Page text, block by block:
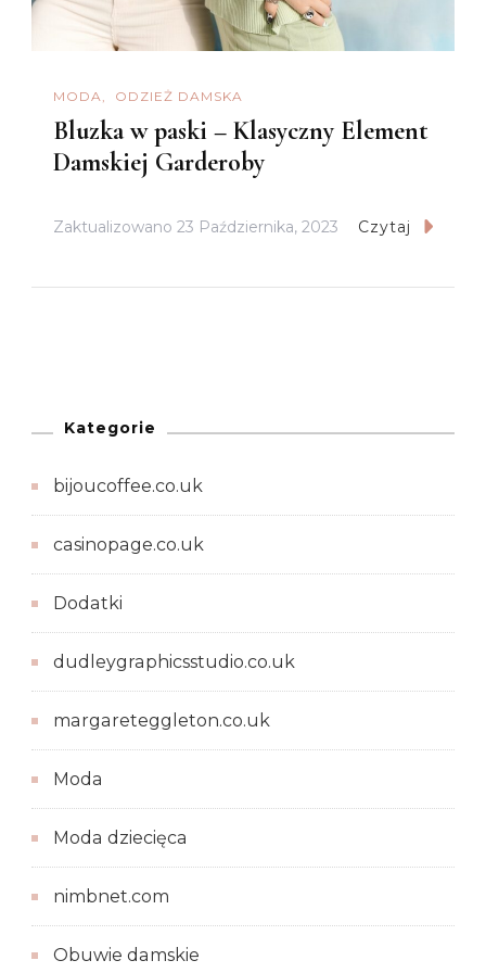
MODA ODZIEŻ DAMSKA
Bluzka w paski – Klasyczny Element
Damskiej Garderoby
Zaktualizowano 23 Października, 2023 Czytaj
Kategorie
bijoucoffee.co.uk
casinopage.co.uk
Dodatki
dudleygraphicsstudio.co.uk
margareteggleton.co.uk
Moda
Moda dziecięca
nimbnet.com
Obuwie damskie